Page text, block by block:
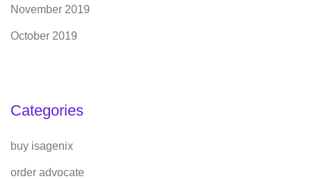
November 2019
October 2019
Categories
buy isagenix
order advocate